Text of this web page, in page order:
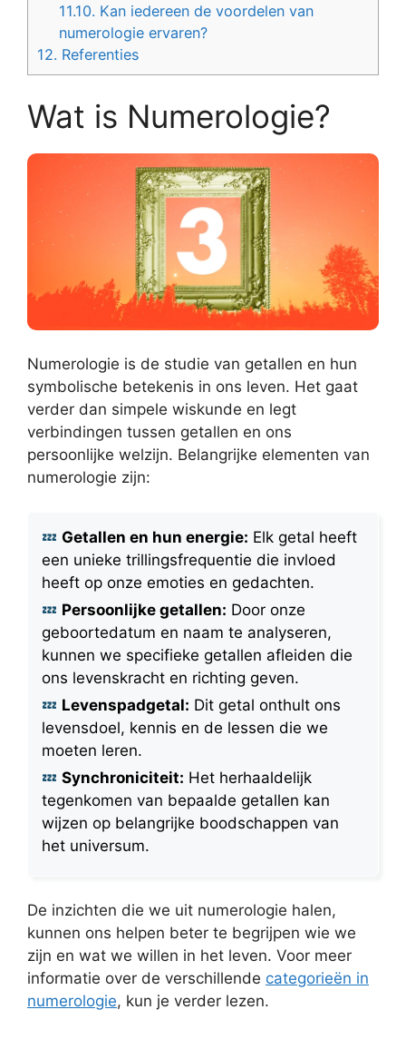
11.10. Kan iedereen de voordelen van
numerologie ervaren?
12. Referenties
Wat is Numerologie?
Numerologie is de studie van getallen en hun
symbolische betekenis in ons leven. Het gaat
verder dan simpele wiskunde en legt
verbindingen tussen getallen en ons
persoonlijke welzijn. Belangrijke elementen van
numerologie zijn:
Getallen en hun energie: Elk getal heeft
een unieke trillingsfrequentie die invloed
heeft op onze emoties en gedachten.
Persoonlijke getallen: Door onze
geboortedatum en naam te analyseren,
kunnen we specifieke getallen afleiden die
ons levenskracht en richting geven.
Levenspadgetal: Dit getal onthult ons
levensdoel, kennis en de lessen die we
moeten leren.
Synchroniciteit: Het herhaaldelijk
tegenkomen van bepaalde getallen kan
wijzen op belangrijke boodschappen van
het universum.
De inzichten die we uit numerologie halen,
kunnen ons helpen beter te begrijpen wie we
zijn en wat we willen in het leven. Voor meer
informatie over de verschillende categorieën in
numerologie, kun je verder lezen.